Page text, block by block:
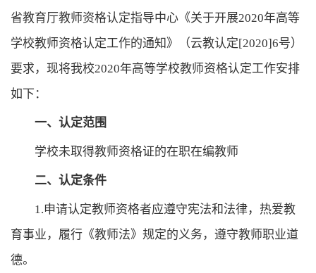
省教育厅教师资格认定指导中心《关于开展2020年高等
学校教师资格认定工作的通知》（云教认定[2020]6号）
要求，现将我校2020年高等学校教师资格认定工作安排
如下：
一、认定范围
学校未取得教师资格证的在职在编教师
二、认定条件
1.申请认定教师资格者应遵守宪法和法律，热爱教
育事业，履行《教师法》规定的义务，遵守教师职业道
德。